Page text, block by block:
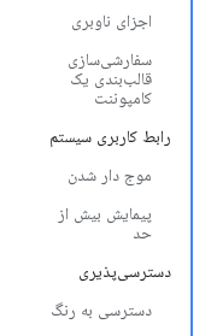
اجزای ناوبری
سفارشی‌سازی
قالب‌بندی یک
کامپوننت
رابط کاربری سیستم
موج دار شدن
پیمایش بیش از
حد
دسترسی‌پذیری
دسترسی به رنگ